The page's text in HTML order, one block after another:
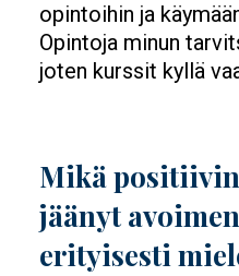
opintoihin ja
Opintoja minun
joten kurssit kyllä
Mikä
jäänyt
erityisesti